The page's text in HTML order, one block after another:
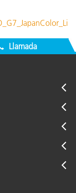
Llamada